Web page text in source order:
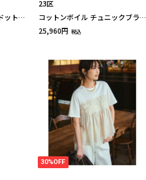
ットプ
23区
コットンボイル チュニックブラウ
ス
25,960円 税込
30%OFF